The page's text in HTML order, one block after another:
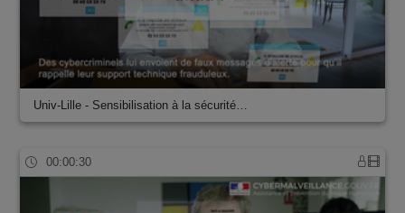
Univ-Lille - Sensibilisation à la sécurité…
00:00:30